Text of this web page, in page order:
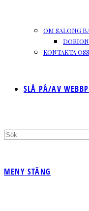
OM SALONG
KONTAKTA OSS
SLÅ PÅ/AV
MENY STÄNG